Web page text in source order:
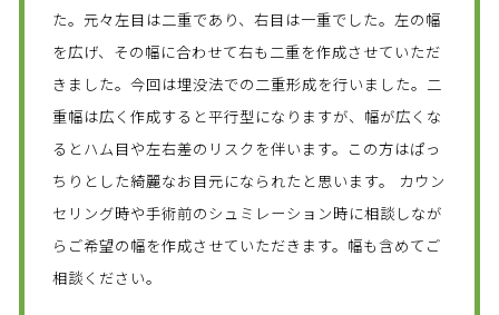
た。元々左目は二重であり、右目は一重でした。左の幅
を広げ、その幅に合わせて右も二重を作成させていただ
きました。今回は埋没法での二重形成を行いました。二
重幅は広く作成すると平行型になりますが、幅が広くな
るとハム目や左右差のリスクを伴います。この方はぱっ
ちりとした綺麗なお目元になられたと思います。 カウン
セリング時や手術前のシュミレーション時に相談しなが
らご希望の幅を作成させていただきます。幅も含めてご
相談ください。